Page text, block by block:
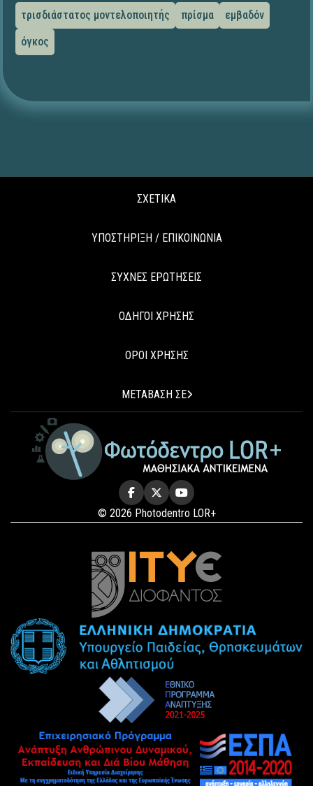
τρισδιάστατος μοντελοποιητής
πρίσμα
εμβαδόν
όγκος
ΣΧΕΤΙΚΑ
ΥΠΟΣΤΗΡΙΞΗ / ΕΠΙΚΟΙΝΩΝΙΑ
ΣΥΧΝΕΣ ΕΡΩΤΗΣΕΙΣ
ΟΔΗΓΟΙ ΧΡΗΣΗΣ
ΟΡΟΙ ΧΡΗΣΗΣ
ΜΕΤΑΒΑΣΗ ΣΕ
© 2026 Photodentro LOR+